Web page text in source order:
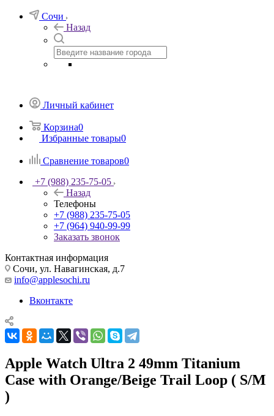
Сочи
Назад
Личный кабинет
Корзина0
Избранные товары0
Сравнение товаров0
+7 (988) 235-75-05
Назад
Телефоны
+7 (988) 235-75-05
+7 (964) 940-99-99
Заказать звонок
Контактная информация
Сочи, ул. Навагинская, д.7
info@applesochi.ru
Вконтакте
Apple Watch Ultra 2 49mm Titanium
Case with Orange/Beige Trail Loop ( S/M
)